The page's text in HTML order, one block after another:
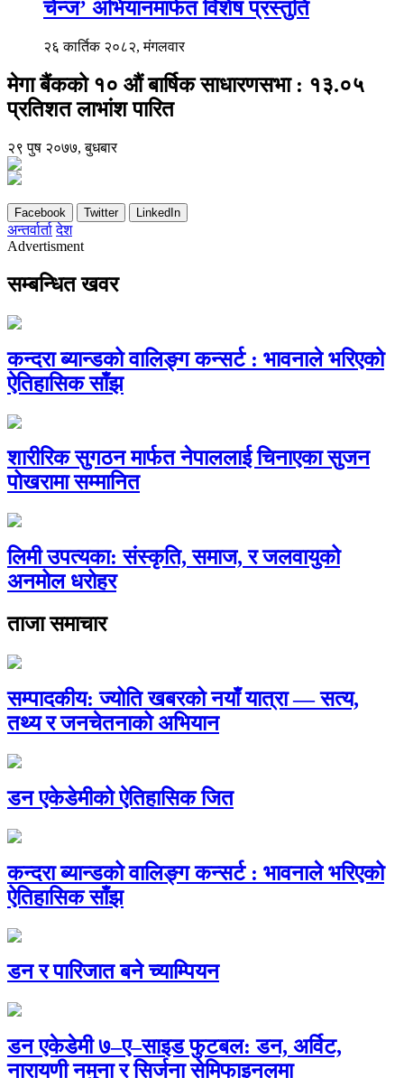
चेन्ज’ अभियानमार्फत विशेष प्रस्तुति
२६ कार्तिक २०८२, मंगलवार
मेगा बैंकको १० औं बार्षिक साधारणसभा : १३.०५
प्रतिशत लाभांश पारित
२९ पुष २०७७, बुधबार
Facebook Twitter LinkedIn
अन्तर्वार्ता देश
Advertisment
सम्बन्धित खवर
कन्दरा ब्यान्डको वालिङ्ग कन्सर्ट : भावनाले भरिएको
ऐतिहासिक साँझ
शारीरिक सुगठन मार्फत नेपाललाई चिनाएका सुजन
पोखरामा सम्मानित
लिमी उपत्यका: संस्कृति, समाज, र जलवायुको
अनमोल धरोहर
ताजा समाचार
सम्पादकीय: ज्योति खबरको नयाँ यात्रा — सत्य,
तथ्य र जनचेतनाको अभियान
डन एकेडेमीको ऐतिहासिक जित
कन्दरा ब्यान्डको वालिङ्ग कन्सर्ट : भावनाले भरिएको
ऐतिहासिक साँझ
डन र पारिजात बने च्याम्पियन
डन एकेडेमी ७–ए–साइड फुटबल: डन, अर्विट,
नारायणी नमुना र सिर्जना सेमिफाइनलमा